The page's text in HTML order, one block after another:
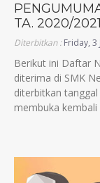
TA. 2020/
Diterbitkan :Friday, 3
Berikut ini Daftar
diterima di SMK
diterbitkan tanggal
membuka kembali